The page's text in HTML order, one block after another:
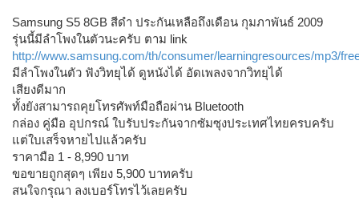
Samsung S5 8GB สีดำ ประกันเหลือถึงเดือน กุมภาพันธ์ 2009
รุ่นนี้มีลำโพงในตัวนะครับ ตาม link
http://www.samsung.com/th/consumer/learningresources/mp3/
มีลำโพงในตัว ฟังวิทยุได้ ดูหนังได้ อัดเพลงจากวิทยุได้
เสียงดีมาก
ทั้งยังสามารถคุยโทรศัพท์มือถือผ่าน Bluetooth
กล่อง คู่มือ อุปกรณ์ ใบรับประกันจากซัมซุงประเทศไทยครบครับ
แต่ใบเสร็จหายไปแล้วครับ
ราคามือ 1 - 8,990 บาท
ขอขายถูกสุดๆ เพียง 5,900 บาทครับ
สนใจกรุณา ลงเบอร์โทรไว้เลยครับ